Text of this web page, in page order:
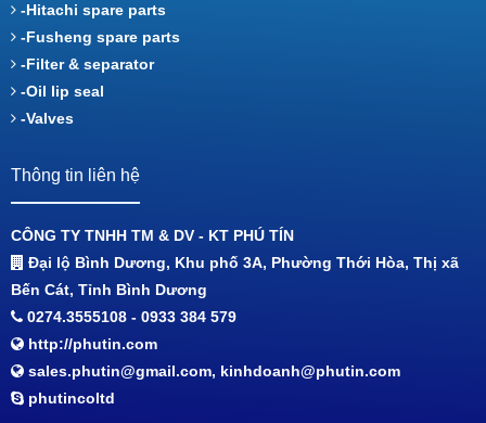
-Hitachi spare parts
-Fusheng spare parts
-Filter & separator
-Oil lip seal
-Valves
Thông tin liên hệ
CÔNG TY TNHH TM & DV - KT PHÚ TÍN
Đại lộ Bình Dương, Khu phố 3A, Phường Thới Hòa, Thị xã
Bến Cát, Tỉnh Bình Dương
0274.3555108 - 0933 384 579
http://phutin.com
sales.phutin@gmail.com, kinhdoanh@phutin.com
phutincoltd